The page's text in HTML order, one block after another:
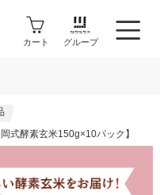
カート グループ
式酵素玄米150g×10パック】